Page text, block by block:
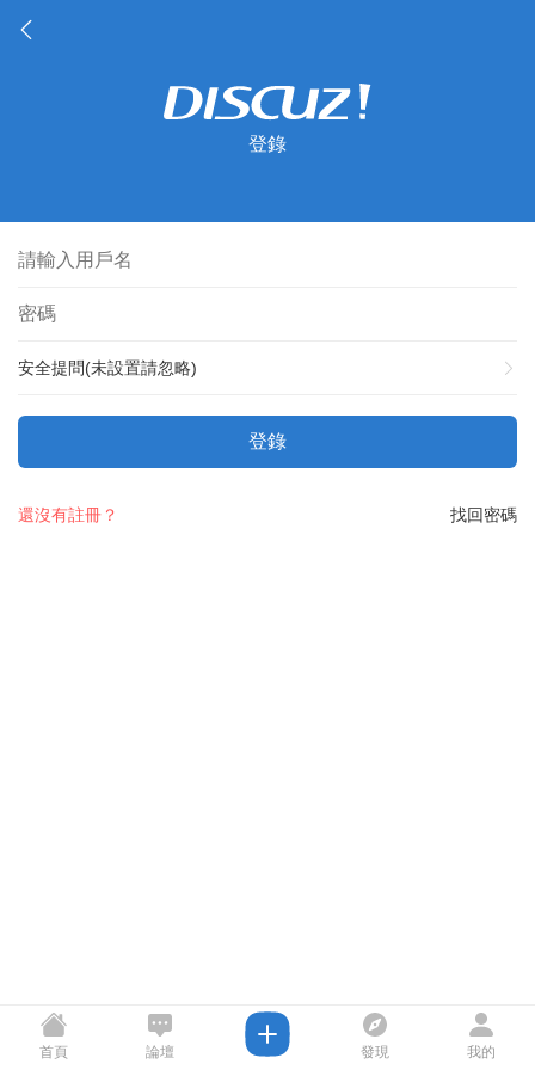
登錄
安全提問(未設置請忽略)
登錄
找回密碼
還沒有註冊？
首頁 論壇 發現 我的